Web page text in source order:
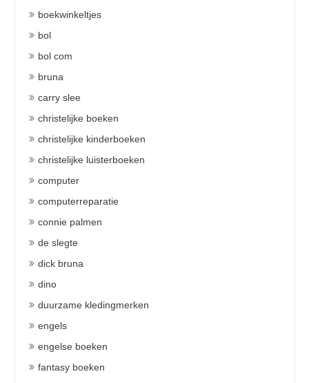
boekwinkeltjes
bol
bol com
bruna
carry slee
christelijke boeken
christelijke kinderboeken
christelijke luisterboeken
computer
computerreparatie
connie palmen
de slegte
dick bruna
dino
duurzame kledingmerken
engels
engelse boeken
fantasy boeken